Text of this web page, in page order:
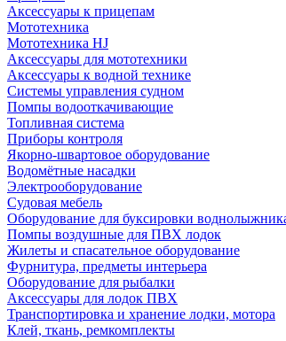
Аксессуары к прицепам
Мототехника
Мототехника HJ
Аксессуары для мототехники
Аксессуары к водной технике
Системы управления судном
Помпы водооткачивающие
Топливная система
Приборы контроля
Якорно-швартовое оборудование
Водомётные насадки
Электрооборудование
Судовая мебель
Оборудование для буксировки
Помпы воздушные для ПВХ лодок
Жилеты и спасательное оборудование
Фурнитура, предметы интерьера
Оборудование для рыбалки
Аксессуары для лодок ПВХ
Транспортировка и хранение лодки, мотора
Клей, ткань, ремкомплекты